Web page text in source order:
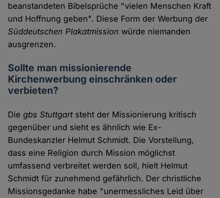
beanstandeten Bibelsprüche "vielen Menschen Kraft
und Hoffnung geben". Diese Form der Werbung der
Süddeutschen Plakatmission würde niemanden
ausgrenzen.
Sollte man missionierende
Kirchenwerbung einschränken oder
verbieten?
Diegbs Stuttgartsteht der Missionierung kritisch
gegenüber und sieht es ähnlich wie Ex-
Bundeskanzler Helmut Schmidt. Die Vorstellung,
dass eine Religion durch Mission möglichst
umfassend verbreitet werden soll, hielt Helmut
Schmidt für zunehmend gefährlich. Der christliche
Missionsgedanke habe "unermessliches Leid über